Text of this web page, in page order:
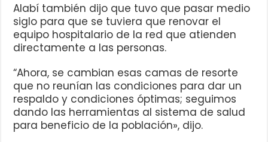
Alabí también dijo que tuvo que pasar medio
siglo para que se tuviera que renovar el
equipo hospitalario de la red que atienden
directamente a las personas.
“Ahora, se cambian esas camas de resorte
que no reunían las condiciones para dar un
respaldo y condiciones óptimas; seguimos
dando las herramientas al sistema de salud
para beneficio de la población», dijo.